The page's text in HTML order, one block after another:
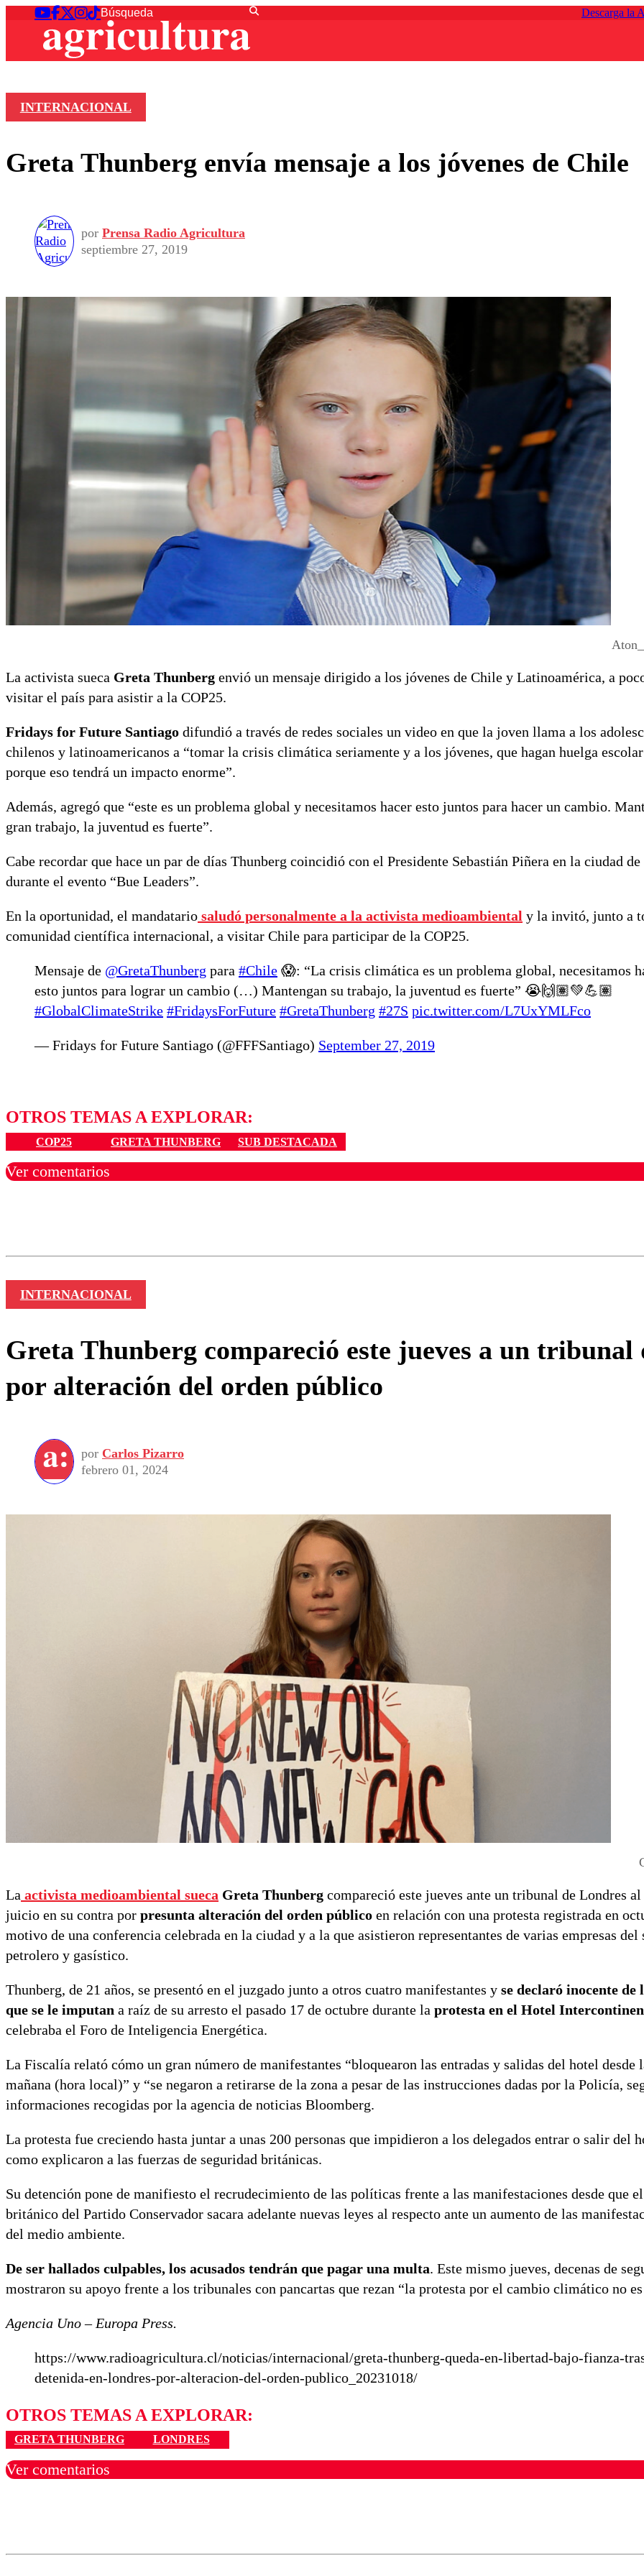
Descarga la
INTERNACIONAL
Greta Thunberg envía mensaje a los jóvenes de Chile
por Prensa Radio Agricultura
septiembre 27, 2019
La activista sueca Greta Thunberg envió un mensaje dirigido a los jóvenes de Chile y Latinoamérica, a
visitar el país para asistir a la COP25.
Fridays for Future Santiago difundió a través de redes sociales un video en que la joven llama a los
chilenos y latinoamericanos a “tomar la crisis climática seriamente y a los jóvenes, que hagan huelga
porque eso tendrá un impacto enorme”.
Además, agregó que “este es un problema global y necesitamos hacer esto juntos para hacer un cambio.
gran trabajo, la juventud es fuerte”.
Cabe recordar que hace un par de días Thunberg coincidió con el Presidente Sebastián Piñera en la ciudad
durante el evento “Bue Leaders”.
En la oportunidad, el mandatario saludó personalmente a la activista medioambiental y la invitó, junto a
comunidad científica internacional, a visitar Chile para participar de la COP25.
Mensaje de @GretaThunberg para #Chile 😱: “La crisis climática es un problema global, necesitamos
esto juntos para lograr un cambio (…) Mantengan su trabajo, la juventud es fuerte” 😭🙌🏽💚💪🏽
#GlobalClimateStrike #FridaysForFuture #GretaThunberg #27S pic.twitter.com/L7UxYMLFco
— Fridays for Future Santiago (@FFFSantiago) September 27, 2019
OTROS TEMAS A EXPLORAR:
COP25 GRETA THUNBERG SUB DESTACADA
Ver comentarios
INTERNACIONAL
Greta Thunberg compareció este jueves a un
por alteración del orden público
por Carlos Pizarro
febrero 01, 2024
La activista medioambiental sueca Greta Thunberg compareció este jueves ante un tribunal de Londres
juicio en su contra por presunta alteración del orden público en relación con una protesta registrada en
motivo de una conferencia celebrada en la ciudad y a la que asistieron representantes de varias empresas del
petrolero y gasístico.
Thunberg, de 21 años, se presentó en el juzgado junto a otros cuatro manifestantes y se declaró inocente de
que se le imputan a raíz de su arresto el pasado 17 de octubre durante la protesta en el Hotel
celebraba el Foro de Inteligencia Energética.
La Fiscalía relató cómo un gran número de manifestantes “bloquearon las entradas y salidas del hotel desde
mañana (hora local)” y “se negaron a retirarse de la zona a pesar de las instrucciones dadas por la Policía,
informaciones recogidas por la agencia de noticias Bloomberg.
La protesta fue creciendo hasta juntar a unas 200 personas que impidieron a los delegados entrar o salir del
como explicaron a las fuerzas de seguridad británicas.
Su detención pone de manifiesto el recrudecimiento de las políticas frente a las manifestaciones desde que
británico del Partido Conservador sacara adelante nuevas leyes al respecto ante un aumento de las
del medio ambiente.
De ser hallados culpables, los acusados tendrán que pagar una multa. Este mismo jueves, decenas de
mostraron su apoyo frente a los tribunales con pancartas que rezan “la protesta por el cambio climático no
Agencia Uno – Europa Press.
https://www.radioagricultura.cl/noticias/internacional/greta-thunberg-queda-en-libertad-bajo-fianza-
detenida-en-londres-por-alteracion-del-orden-publico_20231018/
OTROS TEMAS A EXPLORAR:
GRETA THUNBERG LONDRES
Ver comentarios